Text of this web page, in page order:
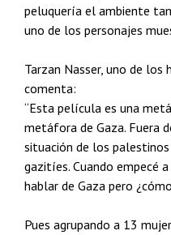
peluquería el ambiente
uno de los personajes
Tarzan Nasser, uno de los
comenta:
“Esta película es una
metáfora de Gaza. Fuera
situación de los
gazitíes. Cuando empecé
hablar de Gaza pero
Pues agrupando a 13